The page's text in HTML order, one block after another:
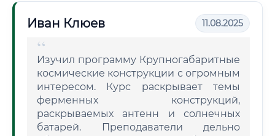
Иван Клюев 11.08.2025
Изучил программу Крупногабаритные
космические конструкции с огромным
интересом. Курс раскрывает темы
ферменных конструкций,
раскрываемых антенн и солнечных
батарей. Преподаватели дельно